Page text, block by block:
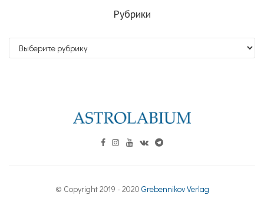
Рубрики
Рубрики
© Copyright 2019 - 2020 Grebennikov Verlag